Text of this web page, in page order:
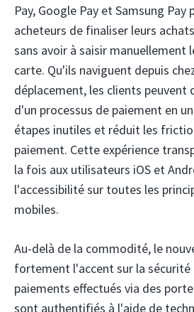
Pay, Google Pay et Samsung Pay
acheteurs de finaliser leurs
sans avoir à saisir manuellement
carte. Qu'ils naviguent depuis
déplacement, les clients
d'un processus de paiement en
étapes inutiles et réduit les
paiement. Cette expérience
la fois aux utilisateurs iOS et
l'accessibilité sur toutes les
mobiles.
Au-delà de la commodité, le
fortement l'accent sur la sécurité
paiements effectués via des
sont authentifiés à l'aide de